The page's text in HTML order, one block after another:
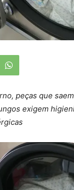
peças que
exigem